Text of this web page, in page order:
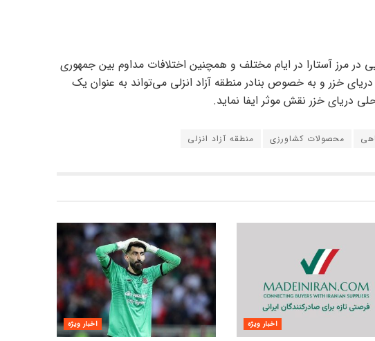
در مرز آستارا در ایام مختلف و همچنین اختلافات مداوم بین جمهوری
خزر و به خصوص بنادر منطقه آزاد انزلی می‌تواند به عنوان یک
دریای خزر نقش موثر ایفا نماید.
محصولات کشاورزی منطقه آزاد انزلی
اخبار ویژه اخبار ویژه